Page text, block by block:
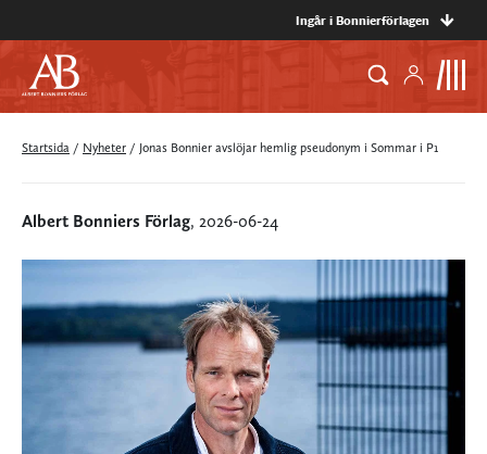
Ingår i Bonnierförlagen
Startsida / Nyheter / Jonas Bonnier avslöjar hemlig pseudonym i Sommar i P1
Albert Bonniers Förlag, 2026-06-24